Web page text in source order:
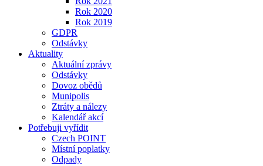
Rok 2020
Rok 2019
GDPR
Odstávky
Aktuality
Aktuální zprávy
Odstávky
Dovoz obědů
Munipolis
Ztráty a nálezy
Kalendář akcí
Potřebuji vyřídit
Czech POINT
Místní poplatky
Odpady